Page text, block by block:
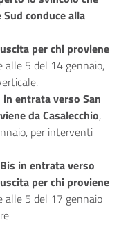
conduce alla
per chi proviene
alle 5 del 14 gennaio,
entrata verso San
da Casalecchio,
per interventi
in entrata verso
per chi proviene
alle 5 del 17 gennaio